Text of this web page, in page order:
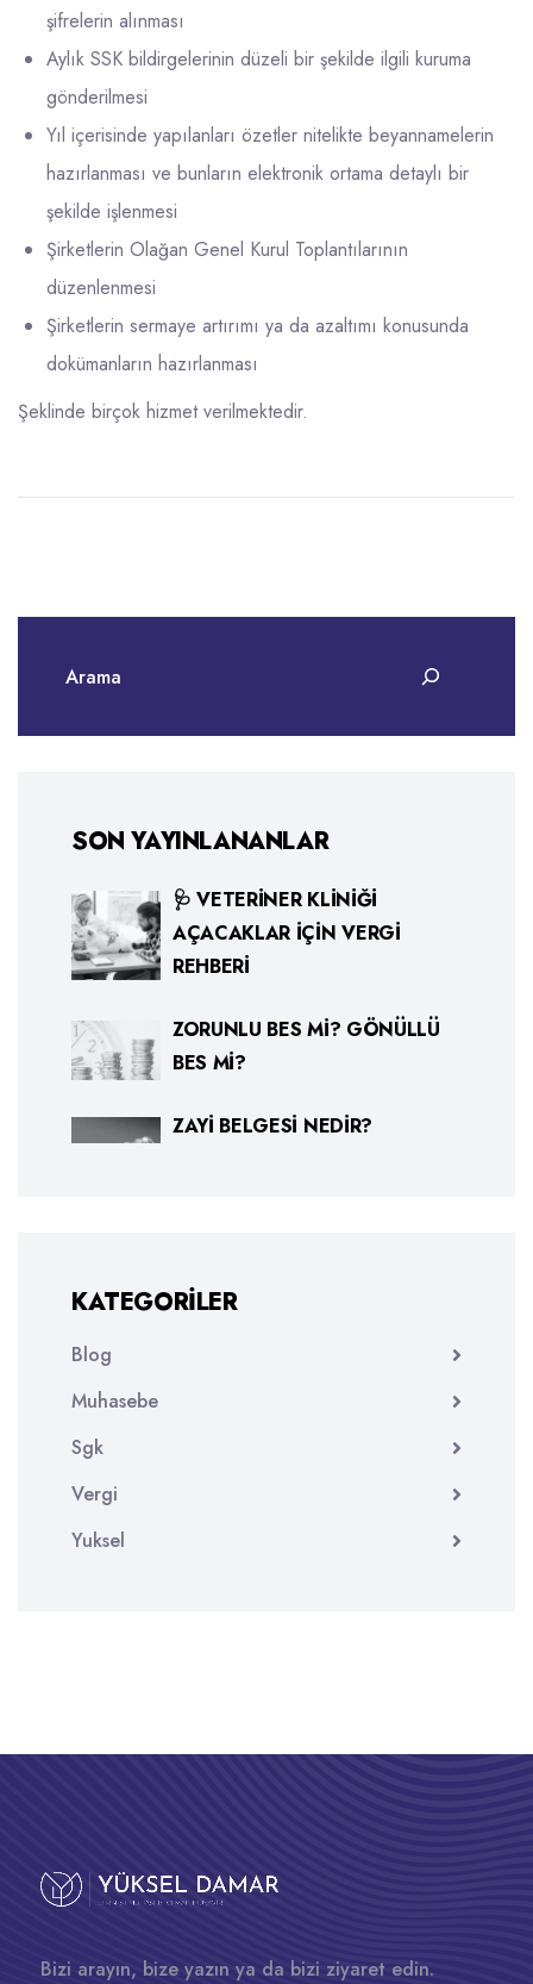
şifrelerin alınması
Aylık SSK bildirgelerinin düzeli bir şekilde ilgili kuruma
gönderilmesi
Yıl içerisinde yapılanları özetler nitelikte beyannamelerin
hazırlanması ve bunların elektronik ortama detaylı bir
şekilde işlenmesi
Şirketlerin Olağan Genel Kurul Toplantılarının
düzenlenmesi
Şirketlerin sermaye artırımı ya da azaltımı konusunda
dokümanların hazırlanması
Şeklinde birçok hizmet verilmektedir.
SON YAYINLANANLAR
🩺 VETERINER KLINIĞI
AÇACAKLAR İÇIN VERGI
REHBERI
ZORUNLU BES MI? GÖNÜLLÜ
BES MI?
ZAYI BELGESI NEDIR?
KATEGORILER
Blog
Muhasebe
Sgk
Vergi
Yuksel
Bizi arayın, bize yazın ya da bizi ziyaret edin.